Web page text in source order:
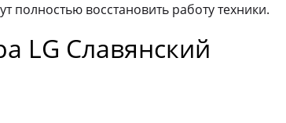
полностью восстановить работу техники.
LG Славянский